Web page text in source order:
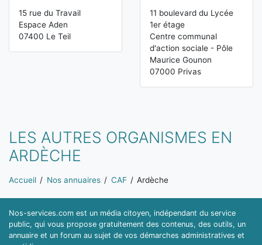
15 rue du Travail
Espace Aden
07400 Le Teil
11 boulevard du Lycée
1er étage
Centre communal
d'action sociale - Pôle
Maurice Gounon
07000 Privas
LES AUTRES ORGANISMES EN
ARDÈCHE
Vous êtes ici:
Accueil Nos annuaires CAF Ardèche
Nos-services.com est un média citoyen, indépendant du service
public, qui vous propose gratuitement des contenus, des outils, un
annuaire et un forum au sujet de vos démarches administratives et